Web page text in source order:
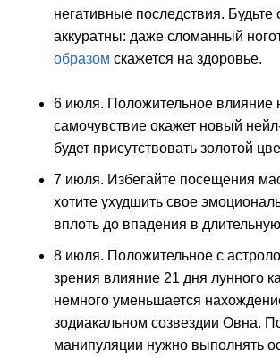
негативные последствия.
аккуратны: даже сломанный
образом скажется на здоровье.
6 июля. Положительное влияние
самочувствие окажет новый
будет присутствовать золотой
7 июля. Избегайте посещения
хотите ухудшить свое
вплоть до впадения в
8 июля. Положительное с
зрения влияние 21 дня лунного
немного уменьшается
зодиакальном созвездии Овна.
манипуляции нужно выполнять